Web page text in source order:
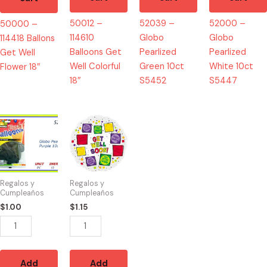
50000 –
114418 Ballons
Get Well
Flower 18″
50012 –
114610
Balloons Get
Well Colorful
18″
52039 –
Globo
Pearlized
Green 10ct
S5452
52000 –
Globo
Pearlized
White 10ct
S5447
Regalos y
Cumpleaños
$1.00
52009
-
Globo
Pearlized
Purple
10ct
S5453
quantity
Add
Regalos y
Cumpleaños
$1.15
50108
114865
Ballons
Get
Well
Soon
Squares
18"
quantity
Add